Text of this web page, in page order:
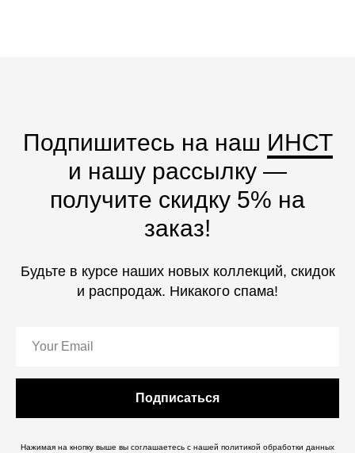
Подпишитесь на наш ИНСТ
и нашу рассылку —
получите скидку 5% на
заказ!
Будьте в курсе наших новых коллекций, скидок
и распродаж. Никакого спама!
Подписаться
Нажимая на кнопку выше вы соглашаетесь с нашей политикой обработки данных